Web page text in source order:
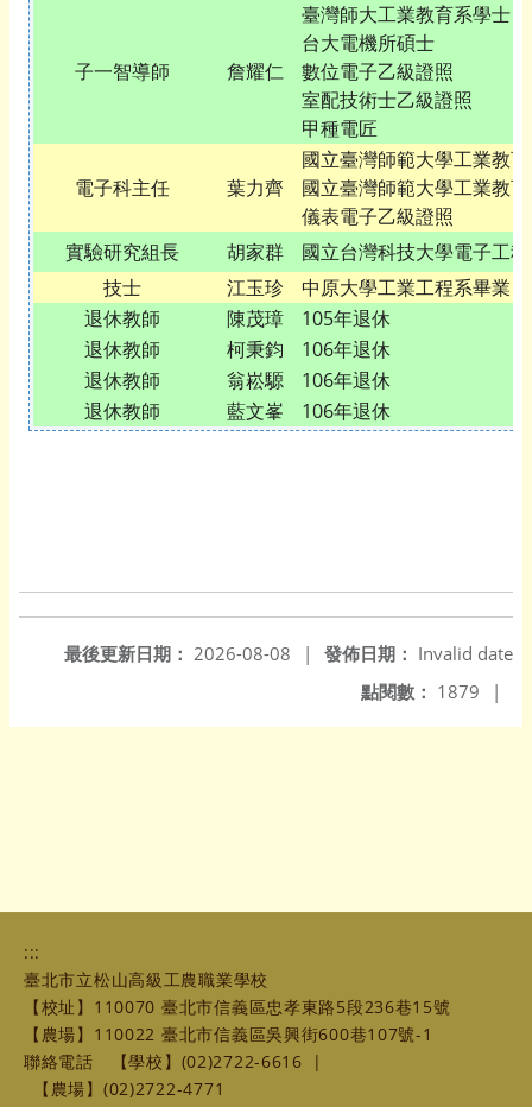
子一智導師 詹耀仁
臺灣師大工業教育系學士
台大電機所碩士
數位電子乙級證照
室配技術士乙級證照
甲種電匠
電子科主任 葉力齊
國立臺灣師範大學工業教
國立臺灣師範大學工業教
儀表電子乙級證照
實驗研究組長
胡家群
國立台灣科技大學電子工
技士
江玉珍
中原大學工業工程系畢業
退休教師
陳茂璋
105年退休
退休教師
柯秉鈞
106年退休
退休教師
翁崧騵
106年退休
退休教師
藍文峯 106年退休
發佈日期： Invalid date
最後更新日期： 2026-08-08
|
點閱數： 1879 |
:::
臺北市立松山高級工農職業學校
【校址】110070 臺北市信義區忠孝東路5段236巷15號
【農場】110022 臺北市信義區吳興街600巷107號-1
聯絡電話
【學校】(02)2722-6616
|
【農場】(02)2722-4771